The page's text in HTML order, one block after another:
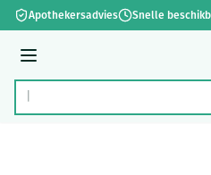
Ga naar de inhoud
Apothekersadvies Snelle
Menu
Product, merk, categorie...